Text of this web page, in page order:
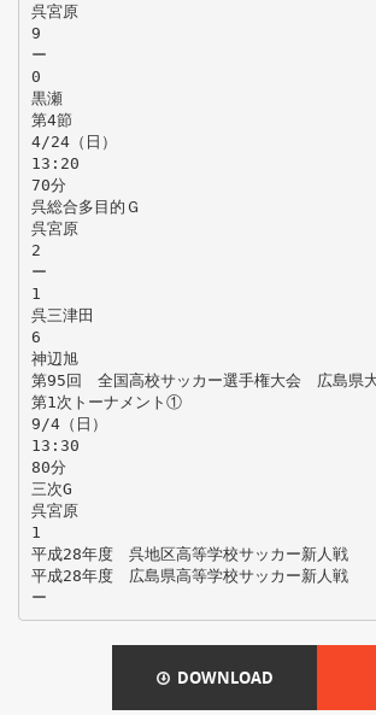
呉宮原
9
ー
0
黒瀬
第4節
4/24（日）
13:20
70分
呉総合多目的Ｇ
呉宮原
2
ー
1
呉三津田
6
神辺旭
第95回 全国高校サッカー選手権大会 広島県
第1次トーナメント①
9/4（日）
13:30
80分
三次G
呉宮原
1
平成28年度 呉地区高等学校サッカー新人戦
平成28年度 広島県高等学校サッカー新人戦
DOWNLOAD